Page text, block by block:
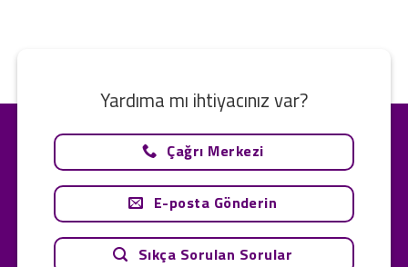
Yardıma mı ihtiyacınız var?
Çağrı Merkezi
E-posta Gönderin
Sıkça Sorulan Sorular